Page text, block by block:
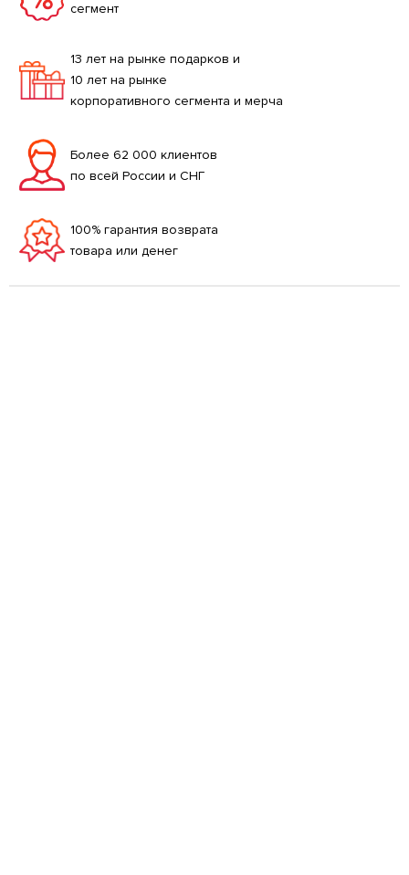
сегмент
13 лет на рынке подарков и
10 лет на рынке
корпоративного сегмента и мерча
Более 62 000 клиентов
по всей России и СНГ
100% гарантия возврата
товара или денег